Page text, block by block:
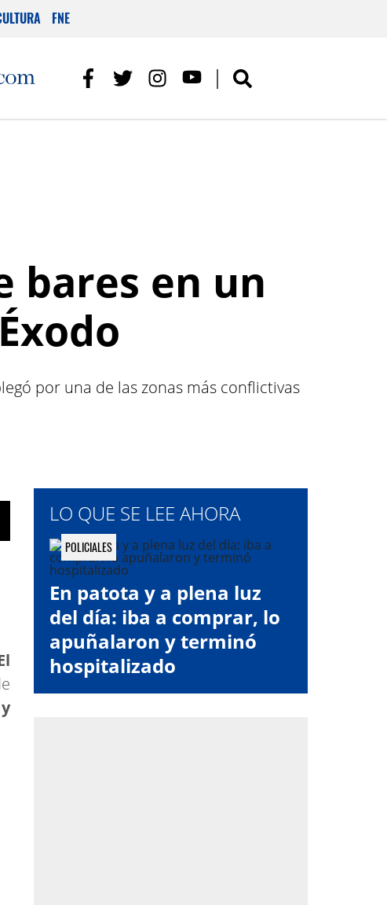
FNE
bares en un
por una de las zonas más conflictivas
LO QUE SE LEE AHORA
POLICIALES
En patota y a plena luz
del día: iba a comprar, lo
apuñalaron y terminó
hospitalizado